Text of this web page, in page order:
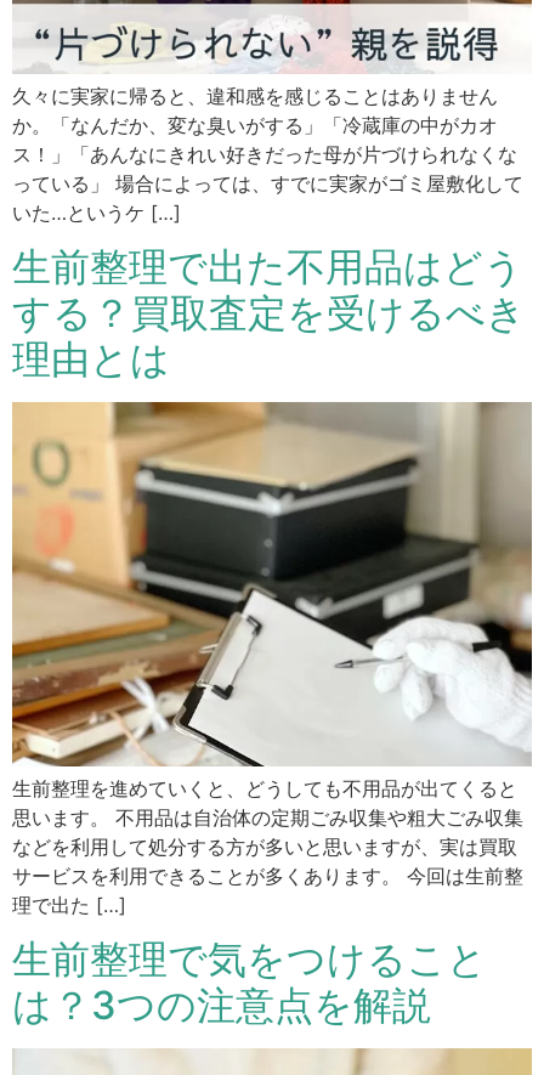
久々に実家に帰ると、違和感を感じることはありません
か。「なんだか、変な臭いがする」「冷蔵庫の中がカオ
ス！」「あんなにきれい好きだった母が片づけられなくな
っている」 場合によっては、すでに実家がゴミ屋敷化して
いた…というケ […]
生前整理で出た不用品はどう
する？買取査定を受けるべき
理由とは
生前整理を進めていくと、どうしても不用品が出てくると
思います。 不用品は自治体の定期ごみ収集や粗大ごみ収集
などを利用して処分する方が多いと思いますが、実は買取
サービスを利用できることが多くあります。 今回は生前整
理で出た […]
生前整理で気をつけること
は？3つの注意点を解説
すべての設定をリセット
サービス提供会社
サービスお問い合わせ先